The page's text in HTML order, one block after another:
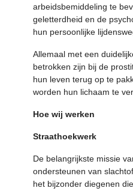
arbeidsbemiddeling te
geletterdheid en de
hun persoonlijke
Allemaal met een
betrokken zijn bij de
hun leven terug op te
worden hun lichaam te
Hoe wij werken
Straathoekwerk
De belangrijkste missie
ondersteunen van
het bijzonder diegenen